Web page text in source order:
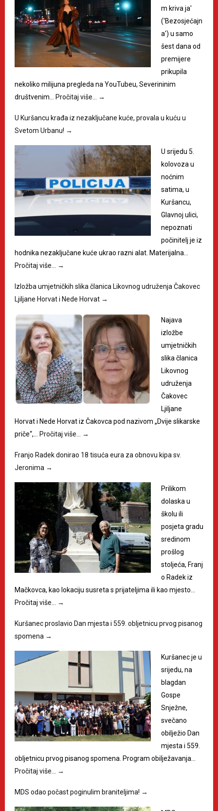
m kriva ja'
('Bezosjećajn
a') u samo
šest dana od
premijere
prikupila
nekoliko milijuna pregleda na YouTubeu, Severininim
društvenim…
Pročitaj više… →
U Kuršancu krađa iz nezaključane kuće, provala u kuću u
Svetom Urbanu! →
U srijedu 5.
kolovoza u
noćnim
satima, u
Kuršancu,
Glavnoj ulici,
nepoznati
počinitelj je iz
hodnika nezaključane kuće ukrao razni alat. Materijalna…
Pročitaj više…
→
Izložba umjetničkih slika članica Likovnog udruženja Čakovec
Ljiljane Horvat i Nede Horvat →
Najava
izložbe
umjetničkih
slika članica
Likovnog
udruženja
Čakovec
Ljiljane
Horvat i Nede Horvat iz Čakovca pod nazivom „Dvije slikarske
priče“,…
Pročitaj više… →
Franjo Radek donirao 18 tisuća eura za obnovu kipa sv.
Jeronima →
Prilikom
dolaska u
školu ili
posjeta gradu
sredinom
prošlog
stoljeća, Franj
o Radek iz
Mačkovca, kao lokaciju susreta s prijateljima ili kao mjesto…
Pročitaj više…
→
Kuršanec proslavio Dan mjesta i 559. obljetnicu prvog pisanog
spomena →
Kuršanec je u
srijedu, na
blagdan
Gospe
Snježne,
svečano
obilježio Dan
mjesta i 559.
obljetnicu prvog pisanog spomena. Program obilježavanja…
Pročitaj više…
→
MDS odao počast poginulim braniteljima! →